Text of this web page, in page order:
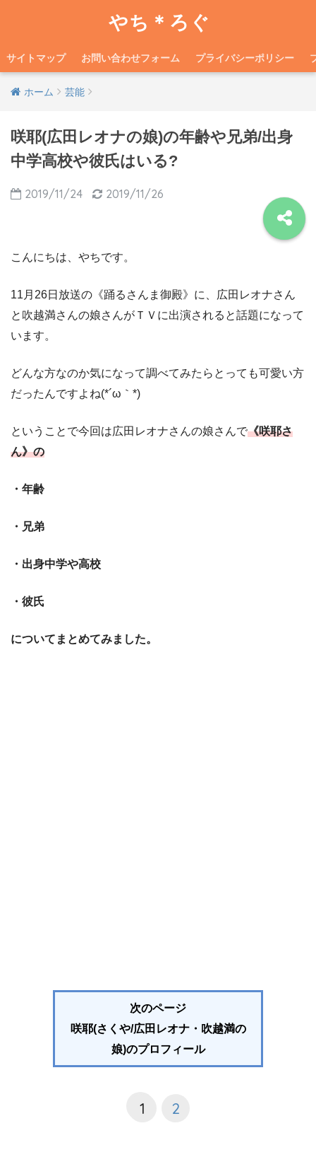
やち＊ろぐ
サイトマップ お問い合わせフォーム プライバシーポリシー
ホーム 芸能
咲耶(広田レオナの娘)の年齢や兄弟/出身
中学高校や彼氏はいる?
2019/11/24 2019/11/26
こんにちは、やちです。
11月26日放送の《踊るさんま御殿》に、広田レオナさん
と吹越満さんの娘さんがＴＶに出演されると話題になって
います。
どんな方なのか気になって調べてみたらとっても可愛い方
だったんですよね(*´ω｀*)
ということで今回は広田レオナさんの娘さんで《咲耶さ
ん》の
・年齢
・兄弟
・出身中学や高校
・彼氏
についてまとめてみました。
次のページ
咲耶(さくや/広田レオナ・吹越満の
娘)のプロフィール
1 2